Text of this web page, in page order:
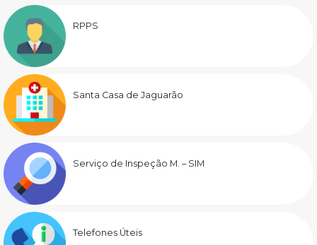
RPPS
Santa Casa de Jaguarão
Serviço de Inspeção M. – SIM
Telefones Úteis